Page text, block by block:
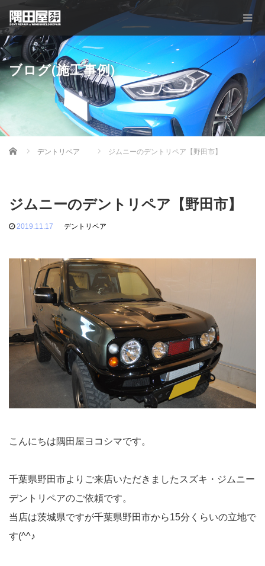
ブログ(施工事例)
Home デントリペア ジムニーのデントリペア【野田市】
ジムニーのデントリペア【野田市】
2019.11.17 デントリペア
こんにちは隅田屋ヨコシマです。
千葉県野田市よりご来店いただきましたスズキ・ジムニー
デントリペアのご依頼です。
当店は茨城県ですが千葉県野田市から15分くらいの立地で
す(^^♪